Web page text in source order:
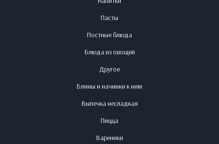
Пасты
Постные блюда
Блюда из овощей
Другое
Блины и начинки к ним
Выпечка несладкая
Пицца
Вареники